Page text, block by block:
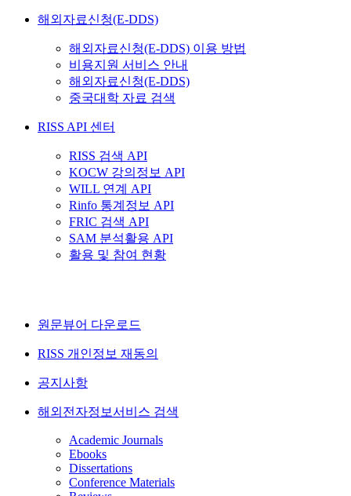
해외자료신청(E-DDS)
해외자료신청(E-DDS) 이용 방법
비용지원 서비스 안내
해외자료신청(E-DDS)
중국대학 자료 검색
RISS API 센터
RISS 검색 API
KOCW 강의정보 API
WILL 연계 API
Rinfo 통계정보 API
FRIC 검색 API
SAM 분석활용 API
활용 및 참여 현황
원문뷰어 다운로드
RISS 개인정보 재동의
공지사항
해외전자정보서비스 검색
Academic Journals
Ebooks
Dissertations
Conference Materials